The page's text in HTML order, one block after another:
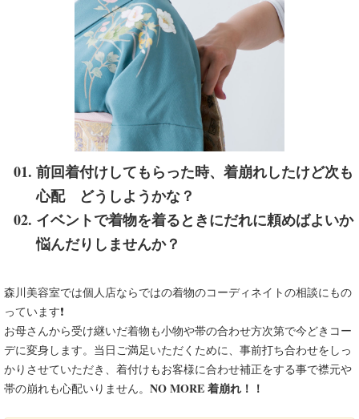
前回着付けしてもらった時、着崩れしたけど次も
心配 どうしようかな？
イベントで着物を着るときにだれに頼めばよいか
悩んだりしませんか？
森川美容室では個人店ならではの着物のコーディネイトの相談にもの
っています❗
お母さんから受け継いだ着物も小物や帯の合わせ方次第で今どきコー
デに変身します。当日ご満足いただくために、事前打ち合わせをしっ
かりさせていただき、着付けもお客様に合わせ補正をする事で襟元や
帯の崩れも心配いりません。 NO MORE 着崩れ！！